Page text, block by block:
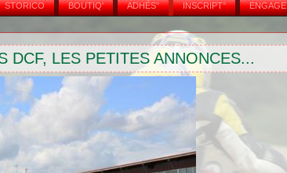
STORICO BOUTIQ' ADHÉS° INSCRIPT° ENGAGE
DCF, LES PETITES ANNONCES...